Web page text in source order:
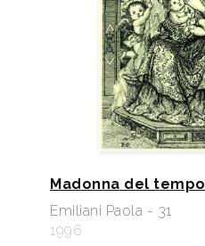
Madonna del tempo
Emiliani Paola - 31
1996